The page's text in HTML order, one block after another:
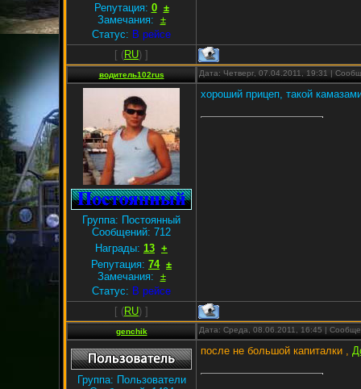
Репутация: 0 ±
Замечания: ±
Статус: В рейсе
[ (RU) ]
водитель102rus Дата: Четверг, 07.04.2011, 19:31 |
Группа: Постоянный
Сообщений: 712
Награды: 13 +
Репутация: 74 ±
Замечания: ±
Статус: В рейсе
хороший прицеп, такой
[ (RU) ]
genchik Дата: Среда, 08.06.2011, 16:45 |
Группа: Пользователи
после не большой капиталки ,